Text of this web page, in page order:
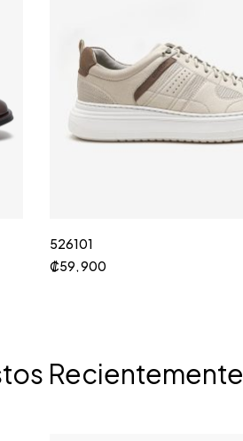
526101
₡59, 900
Recientemente